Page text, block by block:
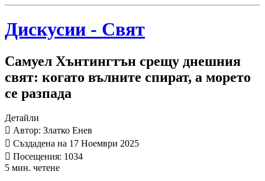
Дискусии - Свят
Самуел Хънтингтън срещу днешния
свят: когато вълните спират, а морето
се разпада
Детайли
Автор: Златко Енев
Създадена на 17 Ноември 2025
Посещения: 1034
5 мин. четене